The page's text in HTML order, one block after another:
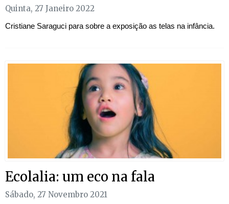
Quinta, 27 Janeiro 2022
Cristiane Saraguci para sobre a exposição as telas na infância.
Ecolalia: um eco na fala
Sábado, 27 Novembro 2021